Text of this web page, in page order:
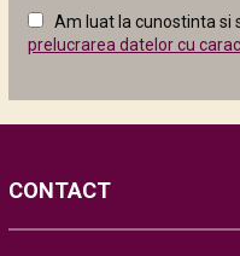
următor
Am luat la cunostinta si
prelucrarea datelor cu
CONTACT